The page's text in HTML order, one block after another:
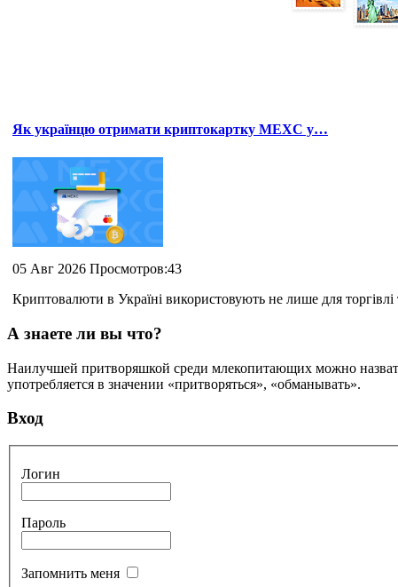
Як українцю отримати криптокартку MEXC у…
05 Авг 2026 Просмотров:43
Криптовалюти в Україні використовують не лише для
А знаете ли вы что?
Наилучшей притворяшкой среди млекопитающих можно
употребляется в значении «притворяться», «обманывать».
Вход
Логин
Пароль
Запомнить меня